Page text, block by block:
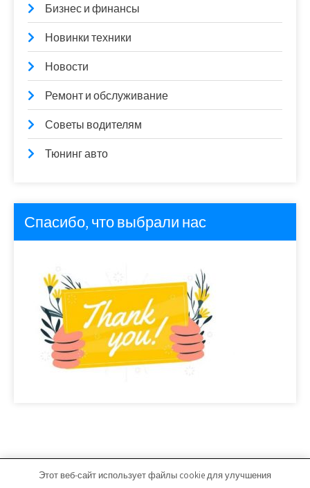
Бизнес и финансы
Новинки техники
Новости
Ремонт и обслуживание
Советы водителям
Тюнинг авто
Спасибо, что выбрали нас
avto-center74.ru - Работает на WordPress
Этот веб-сайт использует файлы cookie для улучшения